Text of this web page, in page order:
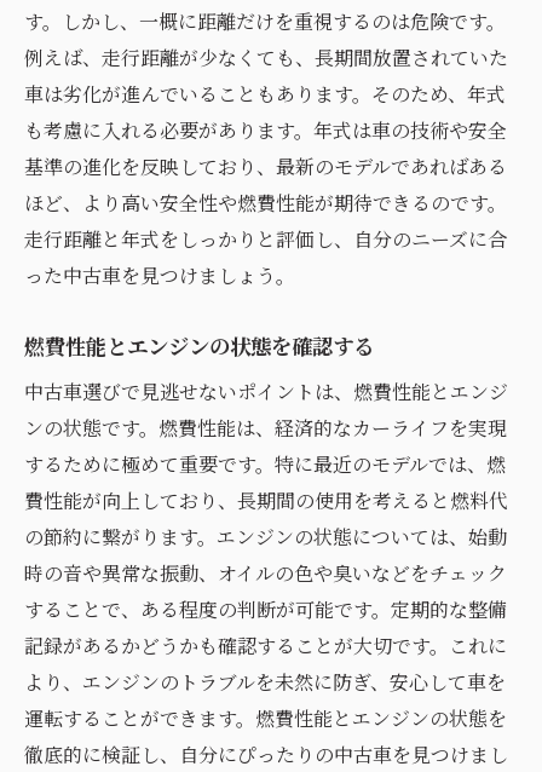
す。しかし、一概に距離だけを重視するのは危険です。
例えば、走行距離が少なくても、長期間放置されていた
車は劣化が進んでいることもあります。そのため、年式
も考慮に入れる必要があります。年式は車の技術や安全
基準の進化を反映しており、最新のモデルであればある
ほど、より高い安全性や燃費性能が期待できるのです。
走行距離と年式をしっかりと評価し、自分のニーズに合
った中古車を見つけましょう。
燃費性能とエンジンの状態を確認する
中古車選びで見逃せないポイントは、燃費性能とエンジ
ンの状態です。燃費性能は、経済的なカーライフを実現
するために極めて重要です。特に最近のモデルでは、燃
費性能が向上しており、長期間の使用を考えると燃料代
の節約に繋がります。エンジンの状態については、始動
時の音や異常な振動、オイルの色や臭いなどをチェック
することで、ある程度の判断が可能です。定期的な整備
記録があるかどうかも確認することが大切です。これに
より、エンジンのトラブルを未然に防ぎ、安心して車を
運転することができます。燃費性能とエンジンの状態を
徹底的に検証し、自分にぴったりの中古車を見つけまし